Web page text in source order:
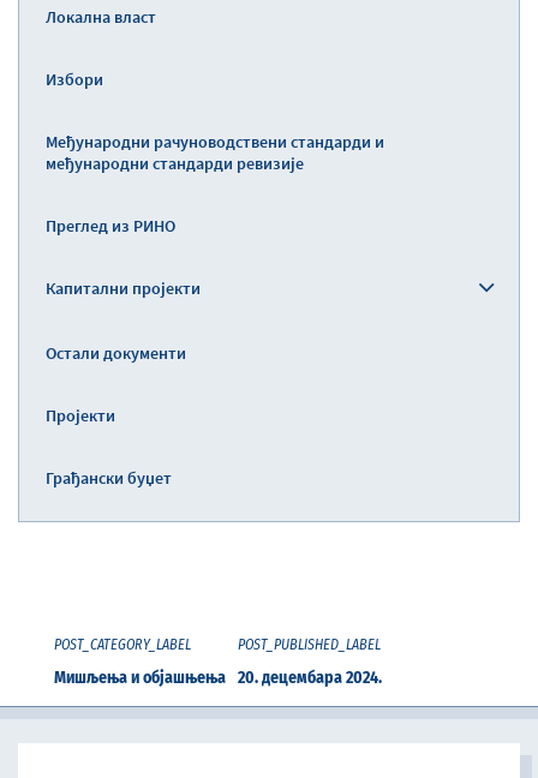
Локална власт
Избори
Међународни рачуноводствени стандарди и
међународни стандарди ревизије
Преглед из РИНО
Капитални пројекти
Остали документи
Пројекти
Грађански буџет
POST_CATEGORY_LABEL
Мишљења и објашњења
POST_PUBLISHED_LABEL
20. децембара 2024.